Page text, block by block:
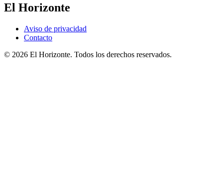
El Horizonte
Aviso de privacidad
Contacto
© 2026 El Horizonte. Todos los derechos reservados.